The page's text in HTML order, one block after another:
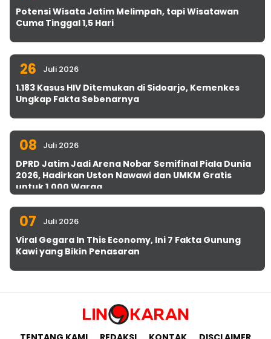
Potensi Wisata Jatim Melimpah, tapi Wisatawan
Cuma Tinggal 1,5 Hari
26 Juli 2026
1.183 Kasus HIV Ditemukan di Sidoarjo, Kemenkes
Ungkap Fakta Sebenarnya
08 Juli 2026
DPRD Jatim Jadi Arena Nobar Semifinal Piala Dunia
2026, Hadirkan Uston Nawawi dan UMKM Gratis
untuk 1.000 Warga
07 Juli 2026
Viral Gegara In This Economy, Ini 7 Fakta Gunung
Kawi yang Bikin Penasaran